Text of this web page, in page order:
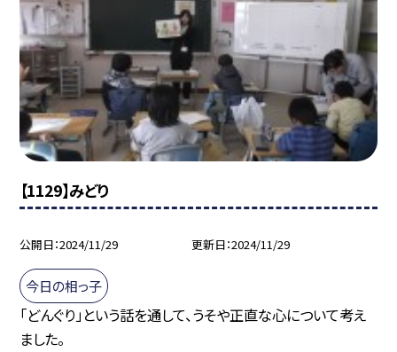
【1129】みどり
公開日 2024/11/29 更新日 2024/11/29
今日の相っ子
「どんぐり」という話を通して、うそや正直な心について考え
ました。